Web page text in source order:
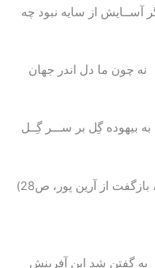
از سایه نبود چه
چون ما دل اندر جهان
گِل بر ســـر گِــل
از آرین پور، ص28)
گفتن شد این آفرینش